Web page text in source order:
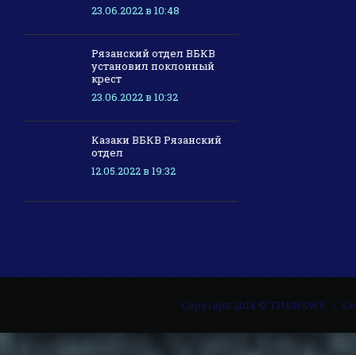
23.06.2022 в 10:48
Рязанский отдел ВБКВ
установил поклонный
крест
23.06.2022 в 10:32
Казаки ВБКВ Рязанский
отдел
12.05.2022 в 19:32
Copyright 2014 © THENEWS